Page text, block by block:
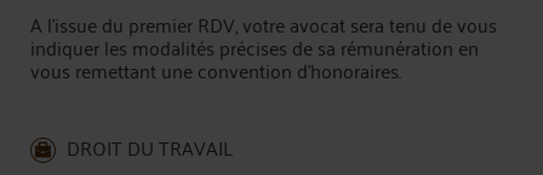
A l’issue du premier RDV, votre avocat sera tenu de vous
indiquer les modalités précises de sa rémunération en
vous remettant une convention d'honoraires.
DROIT DU TRAVAIL